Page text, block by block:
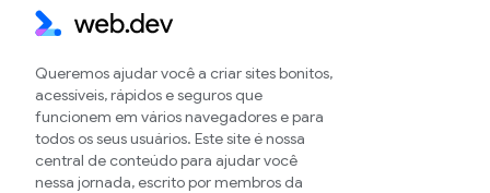
Queremos ajudar você a criar sites bonitos,
acessíveis, rápidos e seguros que
funcionem em vários navegadores e para
todos os seus usuários. Este site é nossa
central de conteúdo para ajudar você
nessa jornada, escrito por membros da